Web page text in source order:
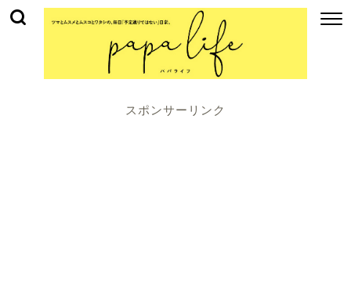
スポンサーリンク